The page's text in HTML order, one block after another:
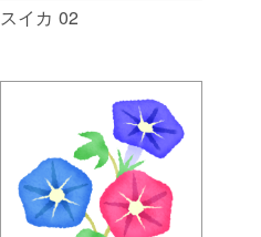
スイカ 02